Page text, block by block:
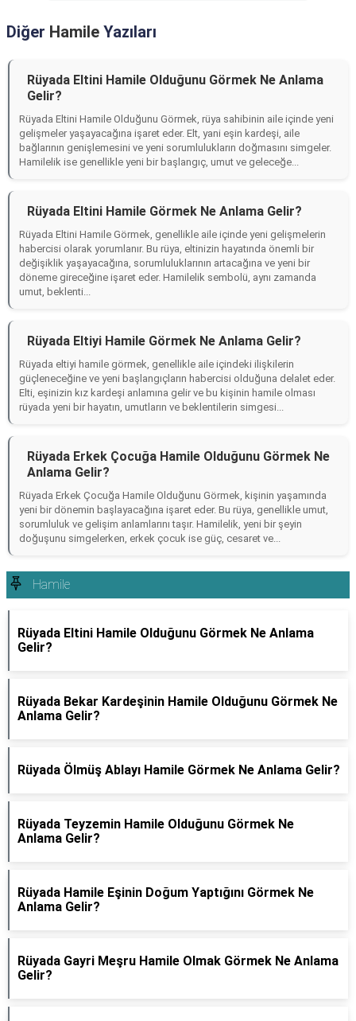
Diğer Hamile Yazıları
Rüyada Eltini Hamile Olduğunu Görmek Ne Anlama
Gelir?
Rüyada Eltini Hamile Olduğunu Görmek, rüya sahibinin aile içinde yeni
gelişmeler yaşayacağına işaret eder. Elt, yani eşin kardeşi, aile
bağlarının genişlemesini ve yeni sorumlulukların doğmasını simgeler.
Hamilelik ise genellikle yeni bir başlangıç, umut ve geleceğe...
Rüyada Eltini Hamile Görmek Ne Anlama Gelir?
Rüyada Eltini Hamile Görmek, genellikle aile içinde yeni gelişmelerin
habercisi olarak yorumlanır. Bu rüya, eltinizin hayatında önemli bir
değişiklik yaşayacağına, sorumluluklarının artacağına ve yeni bir
döneme gireceğine işaret eder. Hamilelik sembolü, aynı zamanda
umut, beklenti...
Rüyada Eltiyi Hamile Görmek Ne Anlama Gelir?
Rüyada eltiyi hamile görmek, genellikle aile içindeki ilişkilerin
güçleneceğine ve yeni başlangıçların habercisi olduğuna delalet eder.
Elti, eşinizin kız kardeşi anlamına gelir ve bu kişinin hamile olması
rüyada yeni bir hayatın, umutların ve beklentilerin simgesi...
Rüyada Erkek Çocuğa Hamile Olduğunu Görmek Ne
Anlama Gelir?
Rüyada Erkek Çocuğa Hamile Olduğunu Görmek, kişinin yaşamında
yeni bir dönemin başlayacağına işaret eder. Bu rüya, genellikle umut,
sorumluluk ve gelişim anlamlarını taşır. Hamilelik, yeni bir şeyin
doğuşunu simgelerken, erkek çocuk ise güç, cesaret ve...
Hamile
Rüyada Eltini Hamile Olduğunu Görmek Ne Anlama
Gelir?
Rüyada Bekar Kardeşinin Hamile Olduğunu Görmek Ne
Anlama Gelir?
Rüyada Ölmüş Ablayı Hamile Görmek Ne Anlama Gelir?
Rüyada Teyzemin Hamile Olduğunu Görmek Ne
Anlama Gelir?
Rüyada Hamile Eşinin Doğum Yaptığını Görmek Ne
Anlama Gelir?
Rüyada Gayri Meşru Hamile Olmak Görmek Ne Anlama
Gelir?